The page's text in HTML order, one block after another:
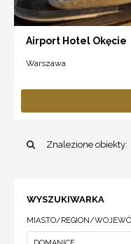
Airport Hotel Okęcie
Warszawa
Znalezione obiekty:
WYSZUKIWARKA
MIASTO/REGION/